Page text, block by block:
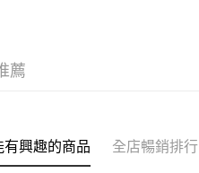
薦
有興趣的商品 全店暢銷排行